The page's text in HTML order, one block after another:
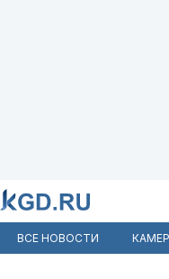
ВСЕ НОВОСТИ